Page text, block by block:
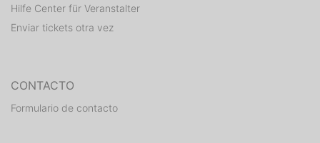
Hilfe Center für Veranstalter
Enviar tickets otra vez
CONTACTO
Formulario de contacto